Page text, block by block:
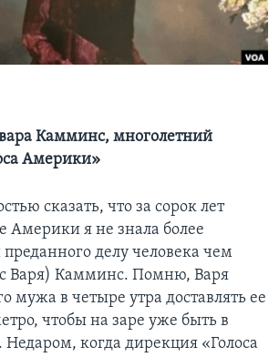
Камминс, многолетний
Америки»
сказать, что за сорок лет
Америки я не знала более
преданного делу человека чем
Варя) Камминс. Помню, Варя
мужа в четыре утра доставлять ее
чтобы на заре уже быть в
Недаром, когда дирекция «Голоса